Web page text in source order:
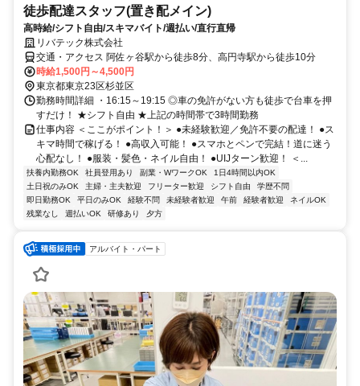
徒歩配達スタッフ(置き配メイン)
高時給/シフト自由/スキマバイト/週払い/直行直帰
リバテック株式会社
交通・アクセス 阿佐ヶ谷駅から徒歩8分、高円寺駅から徒歩10分
時給1,500円～4,500円
東京都東京23区杉並区
勤務時間詳細 ・16:15～19:15 ◎車の免許がない方も徒歩で台車を押
すだけ！ ★シフト自由 ★上記の時間帯で3時間勤務
仕事内容 ＜ここがポイント！＞ ●未経験歓迎／免許不要の配達！ ●ス
キマ時間で稼げる！ ●高収入可能！ ●スマホとペンで完結！道に迷う
心配なし！ ●服装・髪色・ネイル自由！ ●UIJターン歓迎！ ＜...
扶養内勤務OK 社員登用あり 副業・WワークOK
1日4時間以内OK
土日祝のみOK
主婦・主夫歓迎 フリーター歓迎 シフト自由
学歴不問
即日勤務OK
平日のみOK 経験不問 未経験者歓迎 午前 経験者歓迎
ネイルOK
残業なし
週払いOK 研修あり 夕方
アルバイト・パート